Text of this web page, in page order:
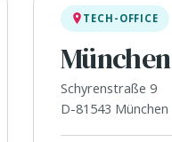
Karte
anzeigen
Google
Maps setzt
beim Laden
Cookies.
Öffne die
TECH-OFFICE
München
Schyrenstraße 9
D-81543 München